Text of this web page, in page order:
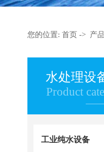
您的位置: 首页-> 产
水处理设
Product
工业纯水设备